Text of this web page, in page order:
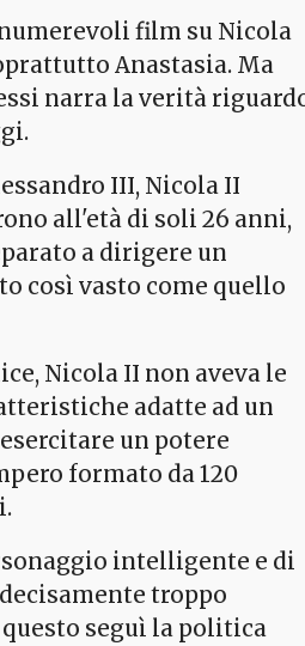
film su Nicola
Anastasia. Ma
narra la verità
III, Nicola II
all'età di soli 26 anni,
a dirigere un
così vasto come quello
Nicola II non aveva le
adatte ad un
un potere
formato da 120
intelligente e di
troppo
seguì la politica